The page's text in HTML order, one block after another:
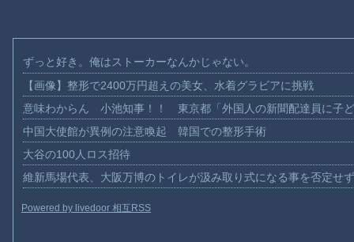
ずっと好き。俺はストーカーなんかじゃない。
【画像】整形で2400万円超えの美女、水着グラビアに挑戦
意味わからん 小池知事！！ 東京都「外国人の新聞配達員に子
中国大使館が異例の注意喚起 韓国での整形手術
大谷の100人ロス招待
維新馬場代表、大阪万博のトイレが汲み取り式になる事を否定せ
Powered by livedoor 相互RSS